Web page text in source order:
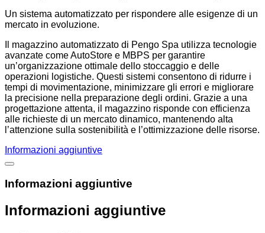
Un sistema automatizzato per rispondere alle esigenze di un
mercato in evoluzione.
Il magazzino automatizzato di Pengo Spa utilizza tecnologie
avanzate come AutoStore e MBPS per garantire
un’organizzazione ottimale dello stoccaggio e delle
operazioni logistiche. Questi sistemi consentono di ridurre i
tempi di movimentazione, minimizzare gli errori e migliorare
la precisione nella preparazione degli ordini. Grazie a una
progettazione attenta, il magazzino risponde con efficienza
alle richieste di un mercato dinamico, mantenendo alta
l’attenzione sulla sostenibilità e l’ottimizzazione delle risorse.
Informazioni aggiuntive
Informazioni aggiuntive
Informazioni aggiuntive